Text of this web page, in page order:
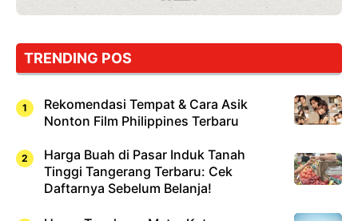
Dicoba,
Cuma
Sushi!
TRENDING POS
Rekomendasi Tempat & Cara Asik
Nonton Film Philippines Terbaru
Harga Buah di Pasar Induk Tanah
Tinggi Tangerang Terbaru: Cek
Daftarnya Sebelum Belanja!